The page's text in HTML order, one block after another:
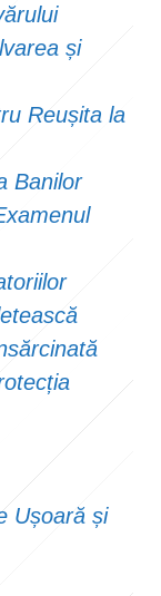
și
Reușita la
Banilor
Ușoară și